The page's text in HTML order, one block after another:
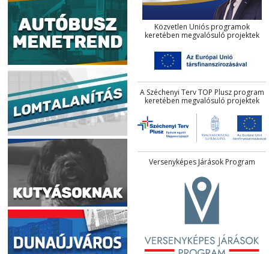
Közvetlen Uniós programok
keretében megvalósuló projektek
A Széchenyi Terv TOP Plusz program
keretében megvalósuló projektek
Versenyképes Járások Program